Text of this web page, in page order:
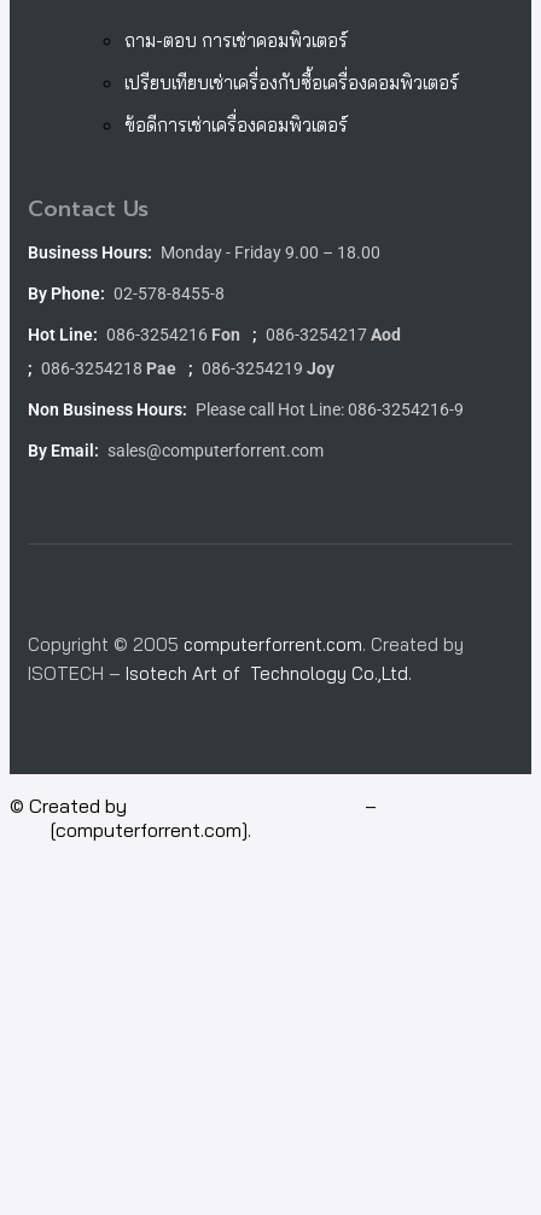
ถาม-ตอบ การเช่าคอมพิวเตอร์
เปรียบเทียบเช่าเครื่องกับซื้อเครื่องคอมพิวเตอร์
ข้อดีการเช่าเครื่องคอมพิวเตอร์
Contact Us
Business Hours: Monday - Friday 9.00 – 18.00
By Phone: 02-578-8455-8
Hot Line: 086-3254216 Fon ; 086-3254217Aod
; 086-3254218 Pae ; 086-3254219 Joy
Non Business Hours: Please call Hot Line: 086-3254216-9
By Email: sales@computerforrent.com
Copyright © 2005 computerforrent.com. Created by
ISOTECH – Isotech Art of Technology Co.,Ltd.
© Created by –
[computerforrent.com].